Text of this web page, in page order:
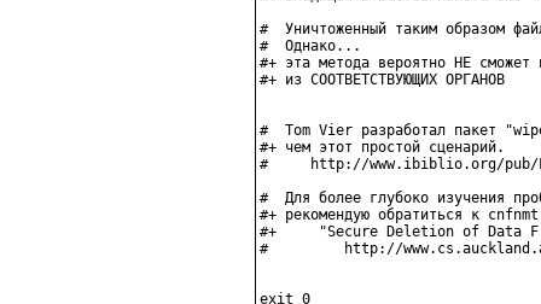
#  Уничтоженный таким образом
#  Однако...
#+ эта метода вероятно НЕ сможет
#+ из СООТВЕТСТВУЮЩИХ ОРГАНОВ
#  Tom Vier разработал пакет
#+ чем этот простой сценарий.
#     http://www.ibiblio.org/
#  Для более глубоко изучения
#+ рекомендую обратиться к
#+     "Secure Deletion of Data
#         http://